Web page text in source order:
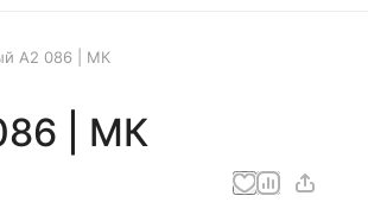
А2 086 | МК
| МК